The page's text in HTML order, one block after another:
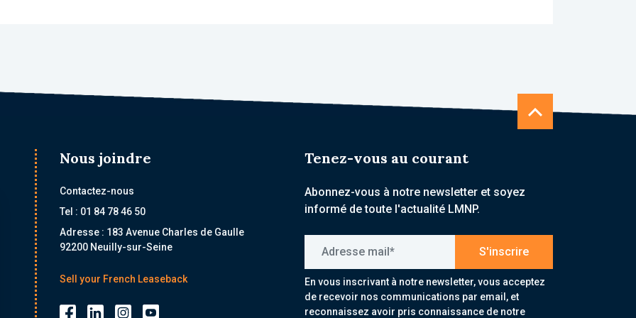
Nous joindre
Contactez-nous
Tel : 01 84 78 46 50
Adresse : 183 Avenue Charles de Gaulle
92200 Neuilly-sur-Seine
Sell your French Leaseback
Tenez-vous au courant
Abonnez-vous à notre newsletter et soyez
informé de toute l'actualité LMNP.
S'inscrire
En vous inscrivant à notre newsletter, vous acceptez
de recevoir nos communications par email, et
reconnaissez avoir pris connaissance de notre